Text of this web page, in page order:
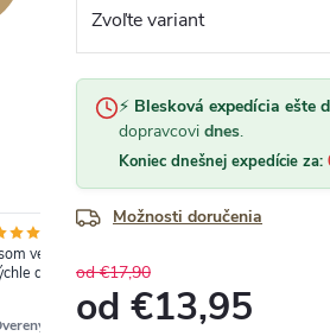
veľmi spokojná....kvalitný tovar a
dodanie....“
zákazník
✓
⚡ Blesková expedícia ešte
dopravcovi dnes.
Koniec dnešnej expedície za:
Možnosti doručenia
od €17,90
od €13,95